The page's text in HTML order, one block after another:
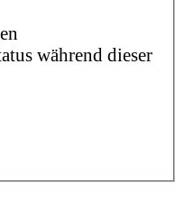
während dieser